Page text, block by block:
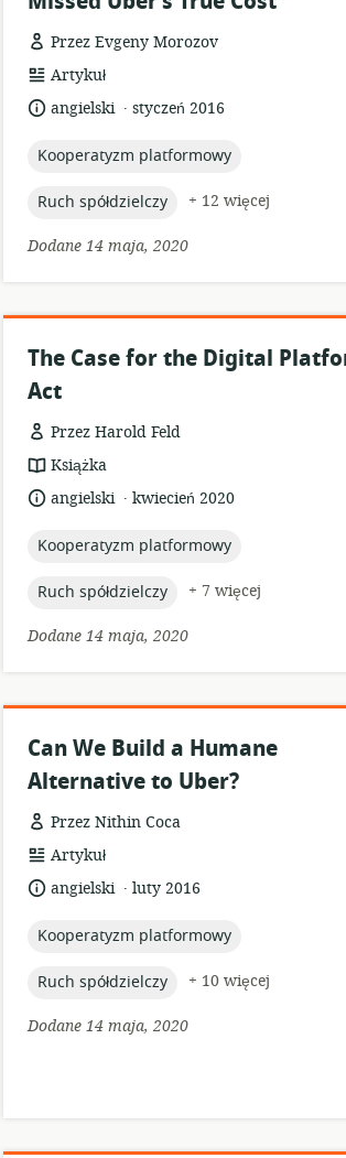
Przez Evgeny Morozov
format
zasobów:
Artykuł
język:angielski .
datastyczeń 2016
topic:
Kooperatyzm platformowy
topic:
Ruch spółdzielczy
+ 12 więcej
Dodane 14 maja, 2020
The Case for the Digital
Act
Przez Harold Feld
format
zasobów:
Książka
język:angielski .
datakwiecień 2020
topic:
Kooperatyzm platformowy
topic:
Ruch spółdzielczy
+ 7 więcej
Dodane 14 maja, 2020
Can We Build a Humane
Alternative to Uber?
Przez Nithin Coca
format
zasobów:
Artykuł
język:angielski .
dataluty 2016
topic:
Kooperatyzm platformowy
topic:
Ruch spółdzielczy
+ 10 więcej
Dodane 14 maja, 2020